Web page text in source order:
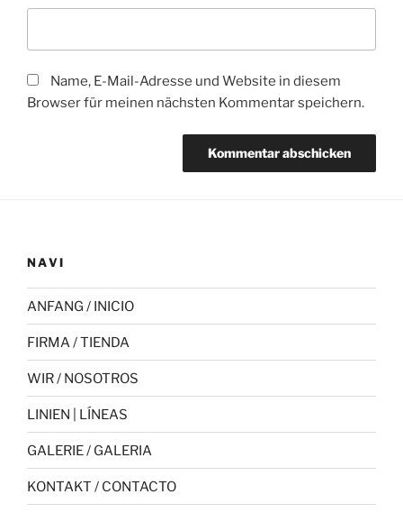
Name, E-Mail-Adresse und Website in diesem
Browser für meinen nächsten Kommentar speichern.
NAVI
ANFANG / INICIO
FIRMA / TIENDA
WIR / NOSOTROS
LINIEN | LÍNEAS
GALERIE / GALERIA
KONTAKT / CONTACTO